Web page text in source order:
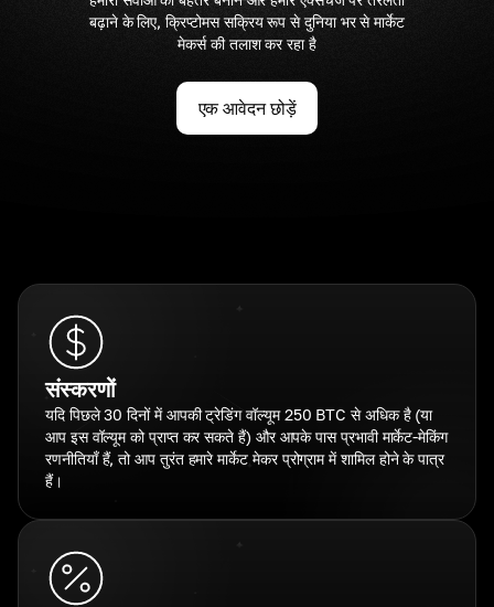
बढ़ाने के लिए, क्रिप्टोमस सक्रिय रूप से दुनिया भर से मार्केट
मेकर्स की तलाश कर रहा है
एक आवेदन छोड़ें
संस्करणों
यदि पिछले 30 दिनों में आपकी ट्रेडिंग वॉल्यूम 250 BTC से अधिक है (या
आप इस वॉल्यूम को प्राप्त कर सकते हैं) और आपके पास प्रभावी मार्केट-मेकिंग
रणनीतियाँ हैं, तो आप तुरंत हमारे मार्केट मेकर प्रोग्राम में शामिल होने के पात्र
हैं।